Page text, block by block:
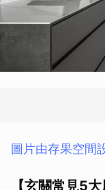
圖片由存果空間
【玄關常見5